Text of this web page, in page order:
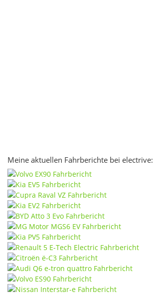
Meine aktuellen Fahrberichte bei electrive: